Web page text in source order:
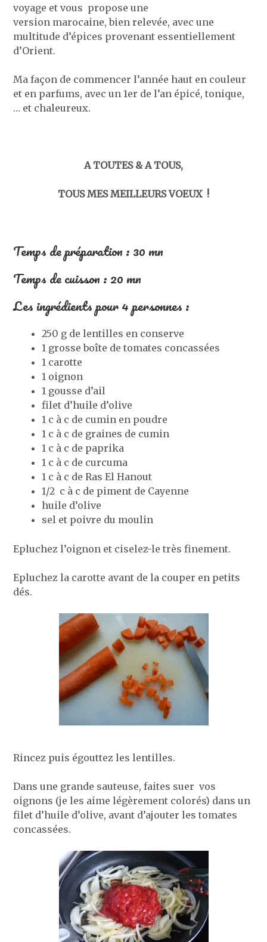
voyage et vous propose une
version marocaine, bien relevée, avec une
multitude d’épices provenant essentiellement
d’Orient.
Ma façon de commencer l’année haut en couleur
et en parfums, avec un 1er de l’an épicé, tonique,
… et chaleureux.
A TOUTES & A TOUS,
TOUS MES MEILLEURS VOEUX !
Temps de préparation : 30 mn
Temps de cuisson : 20 mn
Les ingrédients pour 4 personnes :
250 g de lentilles en conserve
1 grosse boîte de tomates concassées
1 carotte
1 oignon
1 gousse d’ail
filet d’huile d’olive
1 c à c de cumin en poudre
1 c à c de graines de cumin
1 c à c de paprika
1 c à c de curcuma
1 c à c de Ras El Hanout
1/2 c à c de piment de Cayenne
huile d’olive
sel et poivre du moulin
Epluchez l’oignon et ciselez-le très finement.
Epluchez la carotte avant de la couper en petits
dés.
Rincez puis égouttez les lentilles.
Dans une grande sauteuse, faites suer vos
oignons (je les aime légèrement colorés) dans un
filet d’huile d’olive, avant d’ajouter les tomates
concassées.